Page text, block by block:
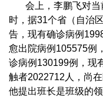
会上，李鹏飞对
时，据31个省（自治
告，现有确诊病例
愈出院病例105575例
诊病例130199例，现
触者2022712人，尚
他提出班长是班级的